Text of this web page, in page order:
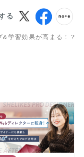
る
&学習効果が高まる！？